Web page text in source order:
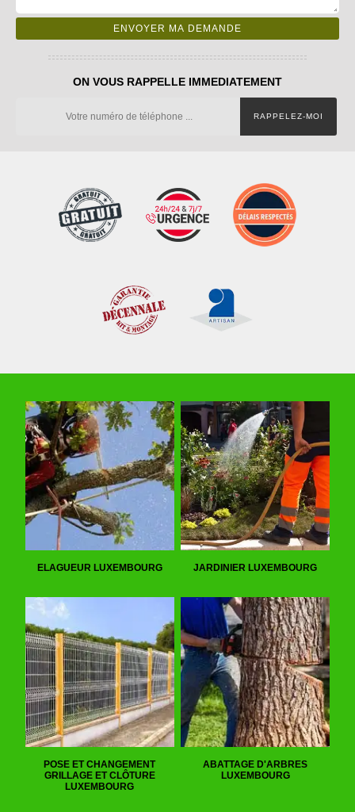
ON VOUS RAPPELLE IMMEDIATEMENT
ELAGUEUR LUXEMBOURG JARDINIER LUXEMBOURG
POSE ET CHANGEMENT
GRILLAGE ET CLÔTURE
LUXEMBOURG
ABATTAGE D'ARBRES
LUXEMBOURG